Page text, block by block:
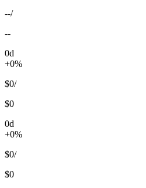
--/
--
0d
+0%
$0/
$0
0d
+0%
$0/
$0